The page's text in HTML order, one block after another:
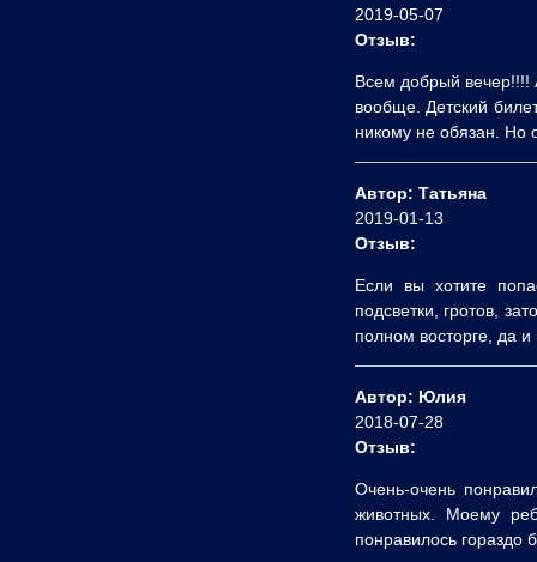
2019-05-07
Отзыв:
Всем добрый вечер!!!!
вообще. Детский
никому не обязан. Но
Автор: Татьяна
2019-01-13
Отзыв:
Если вы хотите
подсветки, гротов,
полном восторге, да
Автор: Юлия
2018-07-28
Отзыв:
Очень-очень
животных. Моему
понравилось гораздо